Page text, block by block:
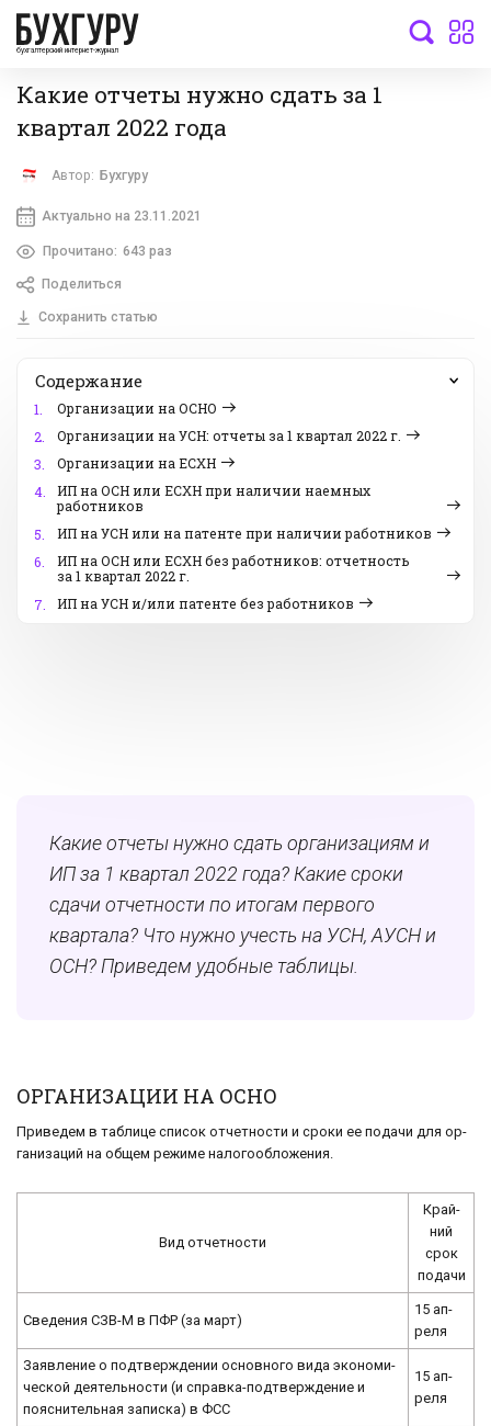
бухгалтерский интернет-журнал
Какие отчеты нужно сдать за 1
квартал 2022 года
Автор: Бухгуру
Актуально на 23.11.2021
Прочитано: 643 раз
Поделиться
Сохранить статью
Содержание
1.
Организации на ОСНО
2.
Организации на УСН: отчеты за 1 квартал 2022 г.
3.
Организации на ЕСХН
4.
ИП на ОСН или ЕСХН при наличии наемных
работников
5.
ИП на УСН или на патенте при наличии работников
6.
ИП на ОСН или ЕСХН без работников: отчетность
за 1 квартал 2022 г.
7.
ИП на УСН и/или патенте без работников
Какие отчеты нужно сдать организациям и
ИП за 1 квартал 2022 года? Какие сроки
сдачи отчетности по итогам первого
квартала? Что нужно учесть на УСН, АУСН и
ОСН? Приведем удобные таблицы.
ОРГАНИЗАЦИИ НА ОСНО
При­ве­дем в таб­ли­це спи­сок от­чет­но­сти и сроки ее по­да­чи для ор­
га­ни­за­ций на общем ре­жи­ме на­ло­го­об­ло­же­ния.
Вид от­чет­но­сти
Край­
ний
срок
по­да­чи
Све­де­ния СЗВ-М в ПФР (за март)
15 ап­
ре­ля
За­яв­ле­ние о под­твер­жде­нии ос­нов­но­го вида эко­но­ми­
че­ской де­я­тель­но­сти (и справ­ка-под­твер­жде­ние и
пояснительная записка) в ФСС
15 ап­
ре­ля